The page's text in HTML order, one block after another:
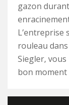
gazon
L’entreprise
rouleau
Siegler,
bon